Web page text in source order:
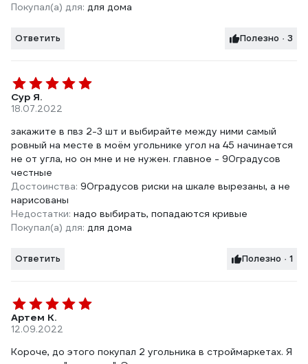
Покупал(а) для: для дома
Ответить Полезно · 3
Сур Я.
18.07.2022
закажите в пвз 2-3 шт и выбирайте между ними самый
ровный на месте в моём угольнике угол на 45 начинается
не от угла, но он мне и не нужен. главное - 90градусов
честные
Достоинства: 90градусов риски на шкале вырезаны, а не
нарисованы
Недостатки: надо выбирать, попадаются кривые
Покупал(а) для: для дома
Ответить Полезно · 1
Артем К.
12.09.2022
Короче, до этого покупал 2 угольника в строймаркетах. Я